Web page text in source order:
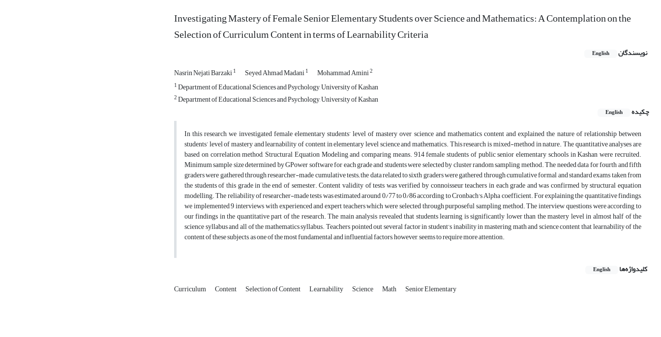
Investigating Mastery of Female Senior Elementary Students over Science and Mathematics: A Contemplation on the
Selection of Curriculum Content in terms of Learnability Criteria
نویسندگان English
Nasrin Nejati Barzaki1 Seyed Ahmad Madani1 Mohammad Amini2
1Department of Educational Sciences and Psychology, University of Kashan
2Department of Educational Sciences and Psychology, University of Kashan
چکیده
English
In this research we investigated female elementary students’ level of mastery over science and mathematics content and explained the nature of relationship between
students’ level of mastery and learnability of content in elementary level science and mathematics. This research is mixed-method in nature. The quantitative analyses are
based on correlation method, Structural Equation Modeling and comparing means. 914 female students of public senior elementary schools in Kashan were recruited.
Minimum sample size determined by GPower software for each grade and students were selected by cluster random sampling method. The needed data for fourth and fifth
graders were gathered through researcher-made cumulative tests; the data related to sixth graders were gathered through cumulative formal and standard exams taken from
the students of this grade in the end of semester. Content validity of tests was verified by connoisseur teachers in each grade and was confirmed by structural equation
modelling. The reliability of researcher-made tests was estimated around 0/77 to 0/86 according to Cronbach's Alpha coefficient. For explaining the quantitative findings,
we implemented 9 interviews with experienced and expert teachers which were selected through purposeful sampling method. The interview questions were according to
our findings in the quantitative part of the research. The main analysis revealed that students learning is significantly lower than the mastery level in almost half of the
science syllabus and all of the mathematics syllabus. Teachers pointed out several factor in student’s inability in mastering math and science content that learnability of the
content of these subjects, as one of the most fundamental and influential factors, however, seems to require more attention.
کلیدواژه‌ها English
Curriculum Content Selection of Content Learnability Science Math Senior Elementary